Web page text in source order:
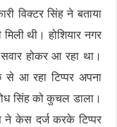
विक्टर सिंह ने बताया
थी। होशियार नगर
होकर आ रहा था।
से आ रहा टिप्पर अपना
सिंह को कुचल डाला।
ने केस दर्ज करके टिप्पर